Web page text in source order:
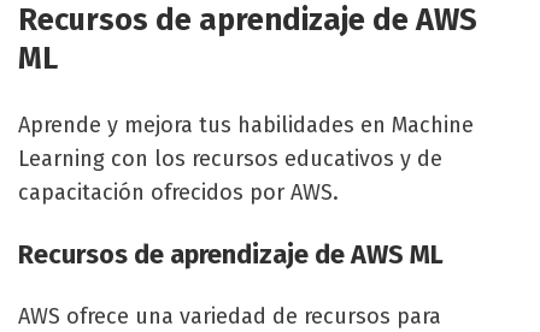
Recursos de aprendizaje de AWS
ML
Aprende y mejora tus habilidades en Machine
Learning con los recursos educativos y de
capacitación ofrecidos por AWS.
Recursos de aprendizaje de AWS ML
AWS ofrece una variedad de recursos para